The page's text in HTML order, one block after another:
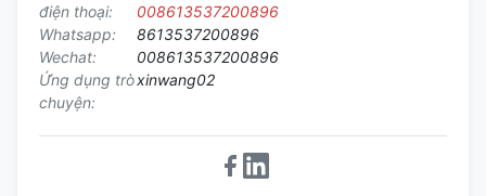
điện thoại:
008613537200896
Whatsapp:
8613537200896
Wechat:
008613537200896
Ứng dụng trò
chuyện:
xinwang02